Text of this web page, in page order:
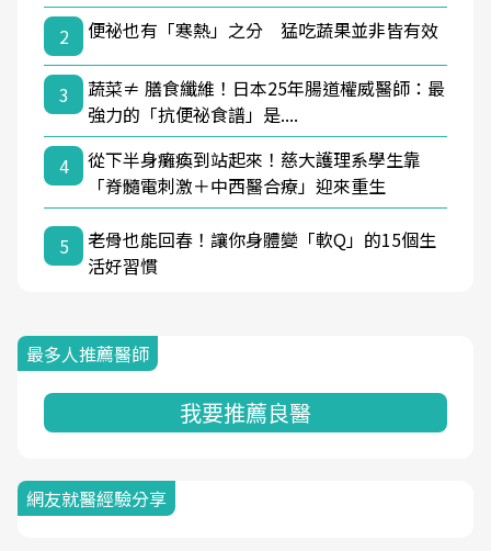
2
便祕也有「寒熱」之分 猛吃蔬果並非皆有效
3
蔬菜≠ 膳食纖維！日本25年腸道權威醫師：最
強力的「抗便祕食譜」是....
4
從下半身癱瘓到站起來！慈大護理系學生靠
「脊髓電刺激＋中西醫合療」迎來重生
5
老骨也能回春！讓你身體變「軟Q」的15個生
活好習慣
最多人推薦醫師
我要推薦良醫
網友就醫經驗分享